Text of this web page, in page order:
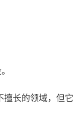
长的领域，但